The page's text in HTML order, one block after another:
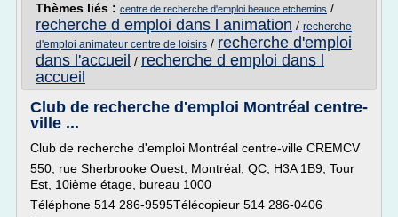
Thèmes liés : centre de recherche d'emploi beauce etchemins /
recherche d emploi dans l animation / recherche
d'emploi animateur centre de loisirs / recherche d'emploi
dans l'accueil / recherche d emploi dans l
accueil
Club de recherche d'emploi Montréal centre-
ville ...
Club de recherche d'emploi Montréal centre-ville CREMCV
550, rue Sherbrooke Ouest, Montréal, QC, H3A 1B9, Tour
Est, 10ième étage, bureau 1000
Téléphone 514 286-9595Télécopieur 514 286-0406